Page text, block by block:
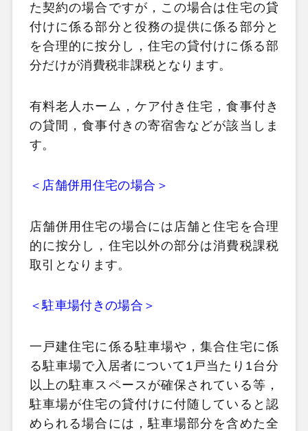
た契約の場合ですが，この場合は住宅の貸
付けに係る部分と役務の提供に係る部分と
を合理的に按分し，住宅の貸付けに係る部
分だけが消費税非課税となります。
有料老人ホーム，ケア付き住宅，食事付き
の貸間，食事付きの寄宿舎などが該当しま
す。
＜店舗併用住宅の場合＞
店舗併用住宅の場合には店舗と住宅を合理
的に按分し，住宅以外の部分は消費税課税
取引となります。
＜駐車場付きの場合＞
一戸建住宅に係る駐車場や，集合住宅に係
る駐車場で入居者について1戸当たり1台分
以上の駐車スペースが確保されている等，
駐車場が住宅の貸付けに付随していると認
められる場合には，駐車場部分を含めた全